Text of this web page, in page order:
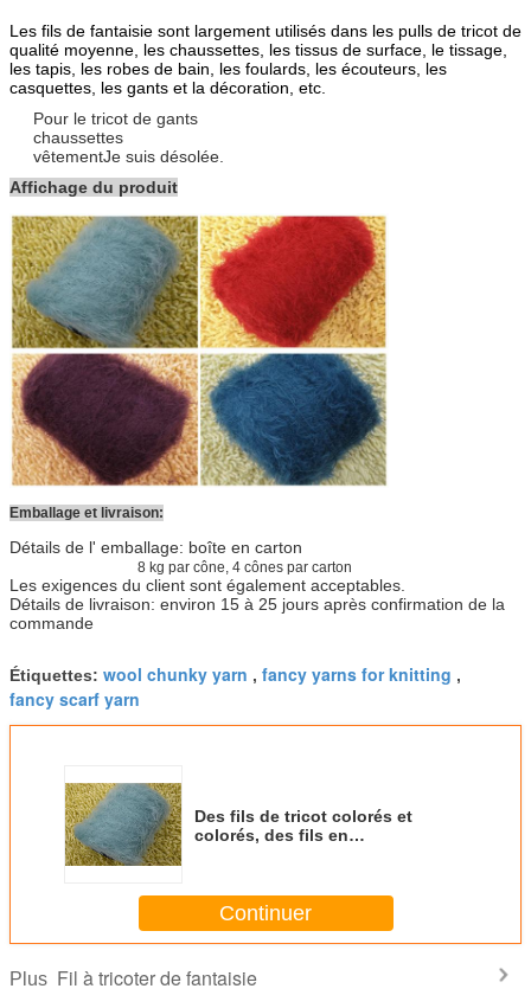
Les fils de fantaisie sont largement utilisés dans les pulls de tricot de
qualité moyenne, les chaussettes, les tissus de surface, le tissage,
les tapis, les robes de bain, les foulards, les écouteurs, les
casquettes, les gants et la décoration, etc.
Pour le tricot de gants
chaussettes
vêtementJe suis désolée.
Affichage du produit
Emballage et livraison:
Détails de l' emballage: boîte en carton
8 kg par cône, 4 cônes par carton
Les exigences du client sont également acceptables.
Détails de livraison: environ 15 à 25 jours après confirmation de la
commande
Étiquettes: wool chunky yarn , fancy yarns for knitting ,
fancy scarf yarn
Des fils de tricot colorés et
colorés, des fils en
Continuer
Plus Fil à tricoter de fantaisie